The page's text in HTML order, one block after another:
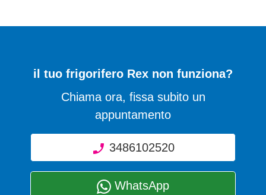
il tuo frigorifero Rex non funziona?
Chiama ora, fissa subito un
appuntamento
3486102520
WhatsApp